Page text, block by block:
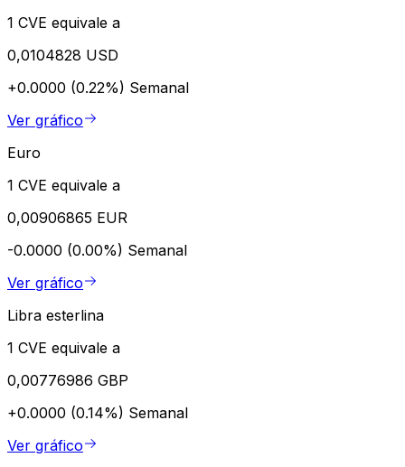
1 CVE equivale a
0,0104828 USD
+0.0000 (0.22%) Semanal
Ver gráfico
Euro
1 CVE equivale a
0,00906865 EUR
-0.0000 (0.00%) Semanal
Ver gráfico
Libra esterlina
1 CVE equivale a
0,00776986 GBP
+0.0000 (0.14%) Semanal
Ver gráfico